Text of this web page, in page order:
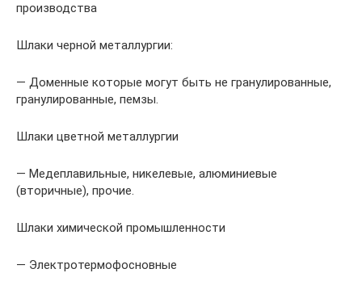
производства
Шлаки черной металлургии:
— Доменные которые могут быть не гранулированные,
гранулированные, пемзы.
Шлаки цветной металлургии
— Медеплавильные, никелевые, алюминиевые
(вторичные), прочие.
Шлаки химической промышленности
— Электротермофосновные